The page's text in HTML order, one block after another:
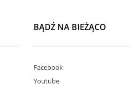
BĄDŹ NA BIEŻĄCO
Facebook
Youtube